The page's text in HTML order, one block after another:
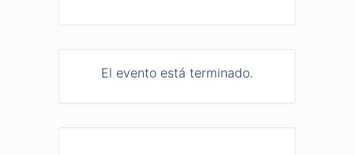
El evento está terminado.